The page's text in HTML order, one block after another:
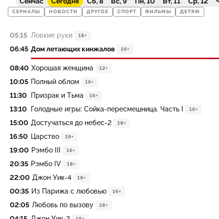
СЕРИАЛЫ НОВОСТИ ДРУГОЕ СПОРТ ФИЛЬМЫ ДЕТЯМ
05:15 Ловкие руки 18+
06:45 Дом летающих кинжалов 16+
08:40 Хорошая женщина 12+
10:05 Полный облом 16+
11:30 Призрак и Тьма 16+
13:10 Голодные игры: Сойка-пересмешница. Часть I 16+
15:00 Достучаться до небес-2 18+
16:50 Царство 18+
19:00 Рэмбо III 16+
20:35 Рэмбо IV 18+
22:00 Джон Уик-4 18+
00:35 Из Парижа с любовью 16+
02:05 Любовь по вызову 18+